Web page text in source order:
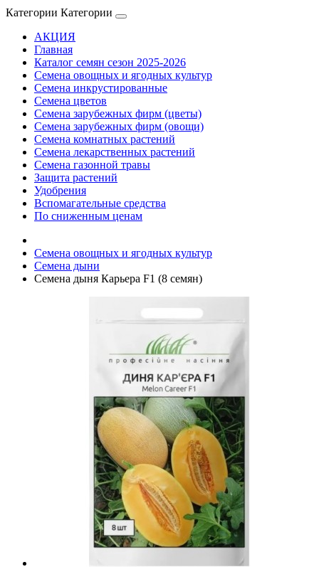
Категории Категории
АКЦИЯ
Главная
Каталог семян сезон 2025-2026
Семена овощных и ягодных культур
Семена инкрустированные
Семена цветов
Семена зарубежных фирм (цветы)
Семена зарубежных фирм (овощи)
Семена комнатных растений
Семена лекарственных растений
Семена газонной травы
Защита растений
Удобрения
Вспомагательные средства
По сниженным ценам
Семена овощных и ягодных культур
Семена дыни
Семена дыня Карьера F1 (8 семян)